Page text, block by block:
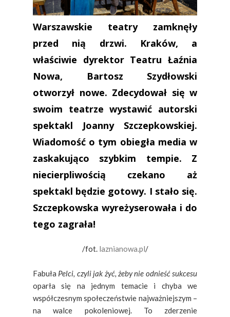
Warszawskie teatry zamknęły
przed nią drzwi. Kraków, a
właściwie dyrektor Teatru Łaźnia
Nowa, Bartosz Szydłowski
otworzył nowe. Zdecydował się w
swoim teatrze wystawić autorski
spektakl Joanny Szczepkowskiej.
Wiadomość o tym obiegła media w
zaskakująco szybkim tempie. Z
niecierpliwością czekano aż
spektakl będzie gotowy. I stało się.
Szczepkowska wyreżyserowała i do
tego zagrała!
/fot. laznianowa.pl/
Fabuła Pelci, czyli jak żyć, żeby nie odnieść sukcesu
oparła się na jednym temacie i chyba we
współczesnym społeczeństwie najważniejszym –
na walce pokoleniowej. To zderzenie